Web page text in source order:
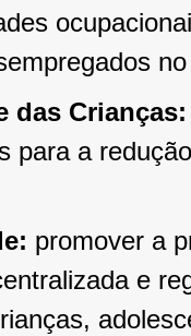
das
para a
promover a
e